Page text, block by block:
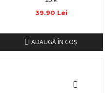
39.90 Lei
ADAUGĂ ÎN COŞ